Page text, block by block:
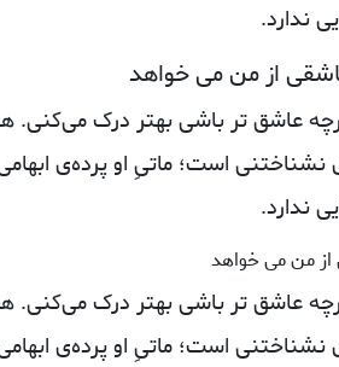
ندارد.
از من می‌ خواهد
عاشق‌ تر باشی بهتر درک می‌کنی.
است؛ ماتیِ او پرده‌ی
ندارد.
من می‌ خواهد
عاشق‌ تر باشی بهتر درک می‌کنی.
است؛ ماتیِ او پرده‌ی